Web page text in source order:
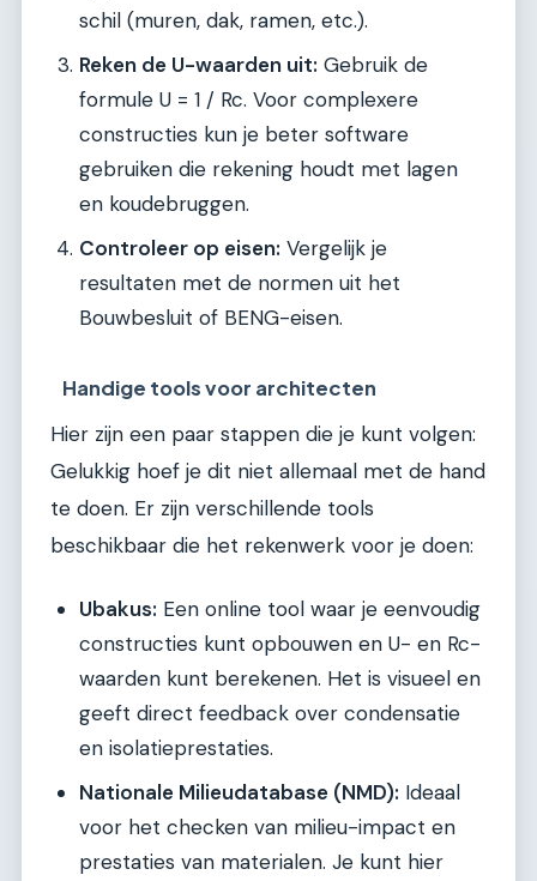
schil (muren, dak, ramen, etc.).
Reken de U-waarden uit: Gebruik de
formule U = 1 / Rc. Voor complexere
constructies kun je beter software
gebruiken die rekening houdt met lagen
en koudebruggen.
Controleer op eisen: Vergelijk je
resultaten met de normen uit het
Bouwbesluit of BENG-eisen.
Handige tools voor architecten
Hier zijn een paar stappen die je kunt volgen:
Gelukkig hoef je dit niet allemaal met de hand
te doen. Er zijn verschillende tools
beschikbaar die het rekenwerk voor je doen:
Ubakus: Een online tool waar je eenvoudig
constructies kunt opbouwen en U- en Rc-
waarden kunt berekenen. Het is visueel en
geeft direct feedback over condensatie
en isolatieprestaties.
Nationale Milieudatabase (NMD): Ideaal
voor het checken van milieu-impact en
prestaties van materialen. Je kunt hier